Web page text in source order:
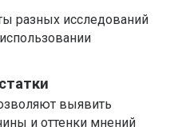
разных исследований
выявить
и оттенки мнений
с нами